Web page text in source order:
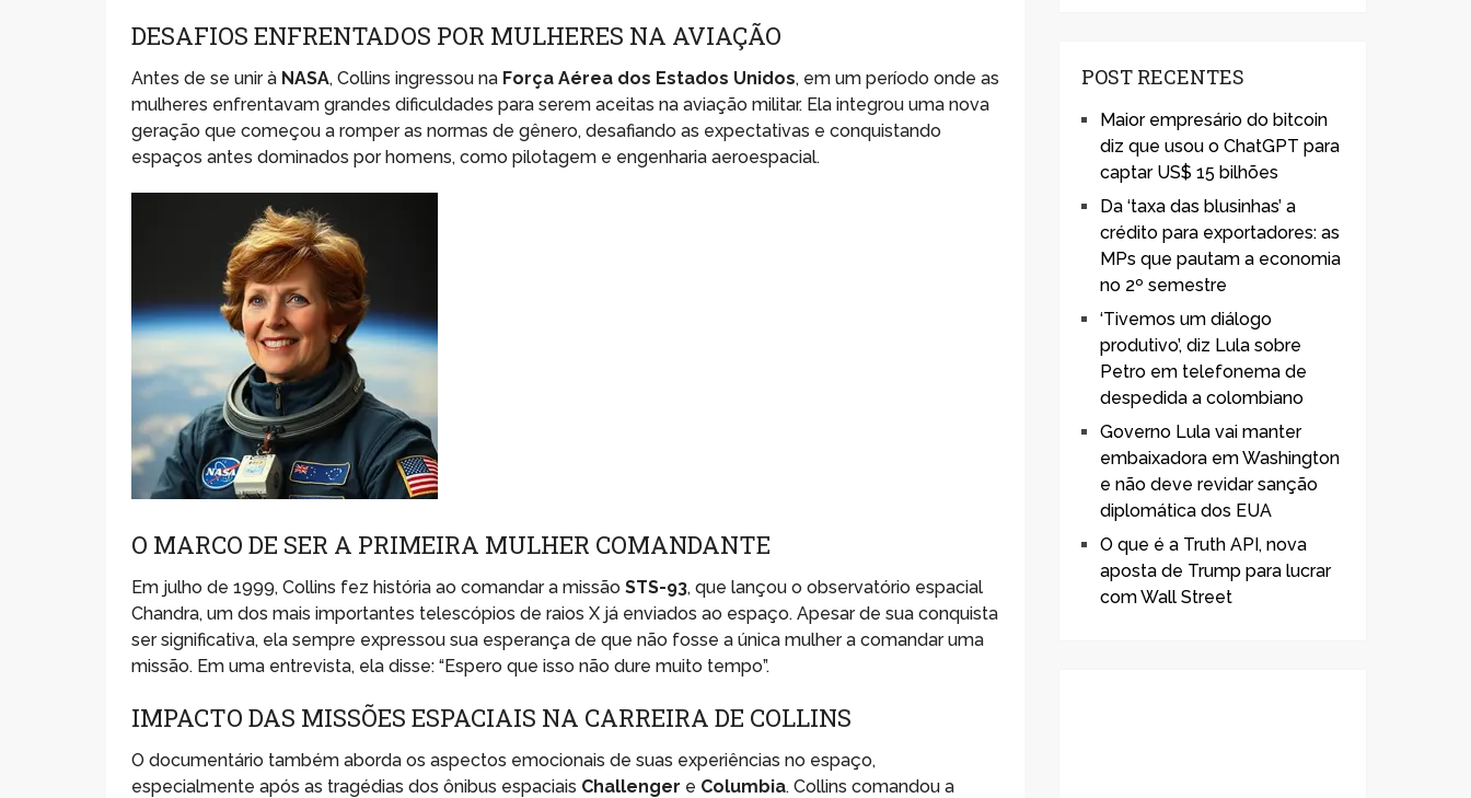
DESAFIOS ENFRENTADOS POR MULHERES NA AVIAÇÃO
Antes de se unir à NASA, Collins ingressou na Força Aérea dos Estados Unidos, em um período onde as
mulheres enfrentavam grandes dificuldades para serem aceitas na aviação militar. Ela integrou uma nova
geração que começou a romper as normas de gênero, desafiando as expectativas e conquistando
espaços antes dominados por homens, como pilotagem e engenharia aeroespacial.
O MARCO DE SER A PRIMEIRA MULHER COMANDANTE
Em julho de 1999, Collins fez história ao comandar a missãoSTS-93, que lançou o observatório espacial
Chandra, um dos mais importantes telescópios de raios X já enviados ao espaço. Apesar de sua conquista
ser significativa, ela sempre expressou sua esperança de que não fosse a única mulher a comandar uma
missão. Em uma entrevista, ela disse: “Espero que isso não dure muito tempo”.
IMPACTO DAS MISSÕES ESPACIAIS NA CARREIRA DE COLLINS
O documentário também aborda os aspectos emocionais de suas experiências no espaço,
especialmente após as tragédias dos ônibus espaciais Challenger e Columbia. Collins comandou a
POST RECENTES
Maior empresário do bitcoin
diz que usou o ChatGPT para
captar US$ 15 bilhões
Da ‘taxa das blusinhas’ a
crédito para exportadores: as
MPs que pautam a economia
no 2º semestre
‘Tivemos um diálogo
produtivo’, diz Lula sobre
Petro em telefonema de
despedida a colombiano
Governo Lula vai manter
embaixadora em Washington
e não deve revidar sanção
diplomática dos EUA
O que é a Truth API, nova
aposta de Trump para lucrar
com Wall Street